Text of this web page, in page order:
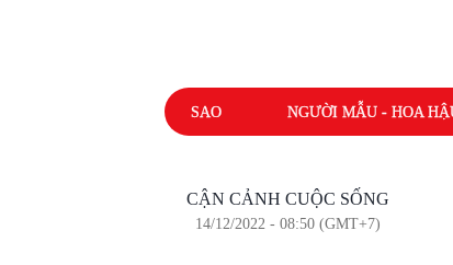
SAO NGƯỜI MẪU - HOA
CẬN CẢNH CUỘC SỐNG
14/12/2022 - 08:50 (GMT+7)